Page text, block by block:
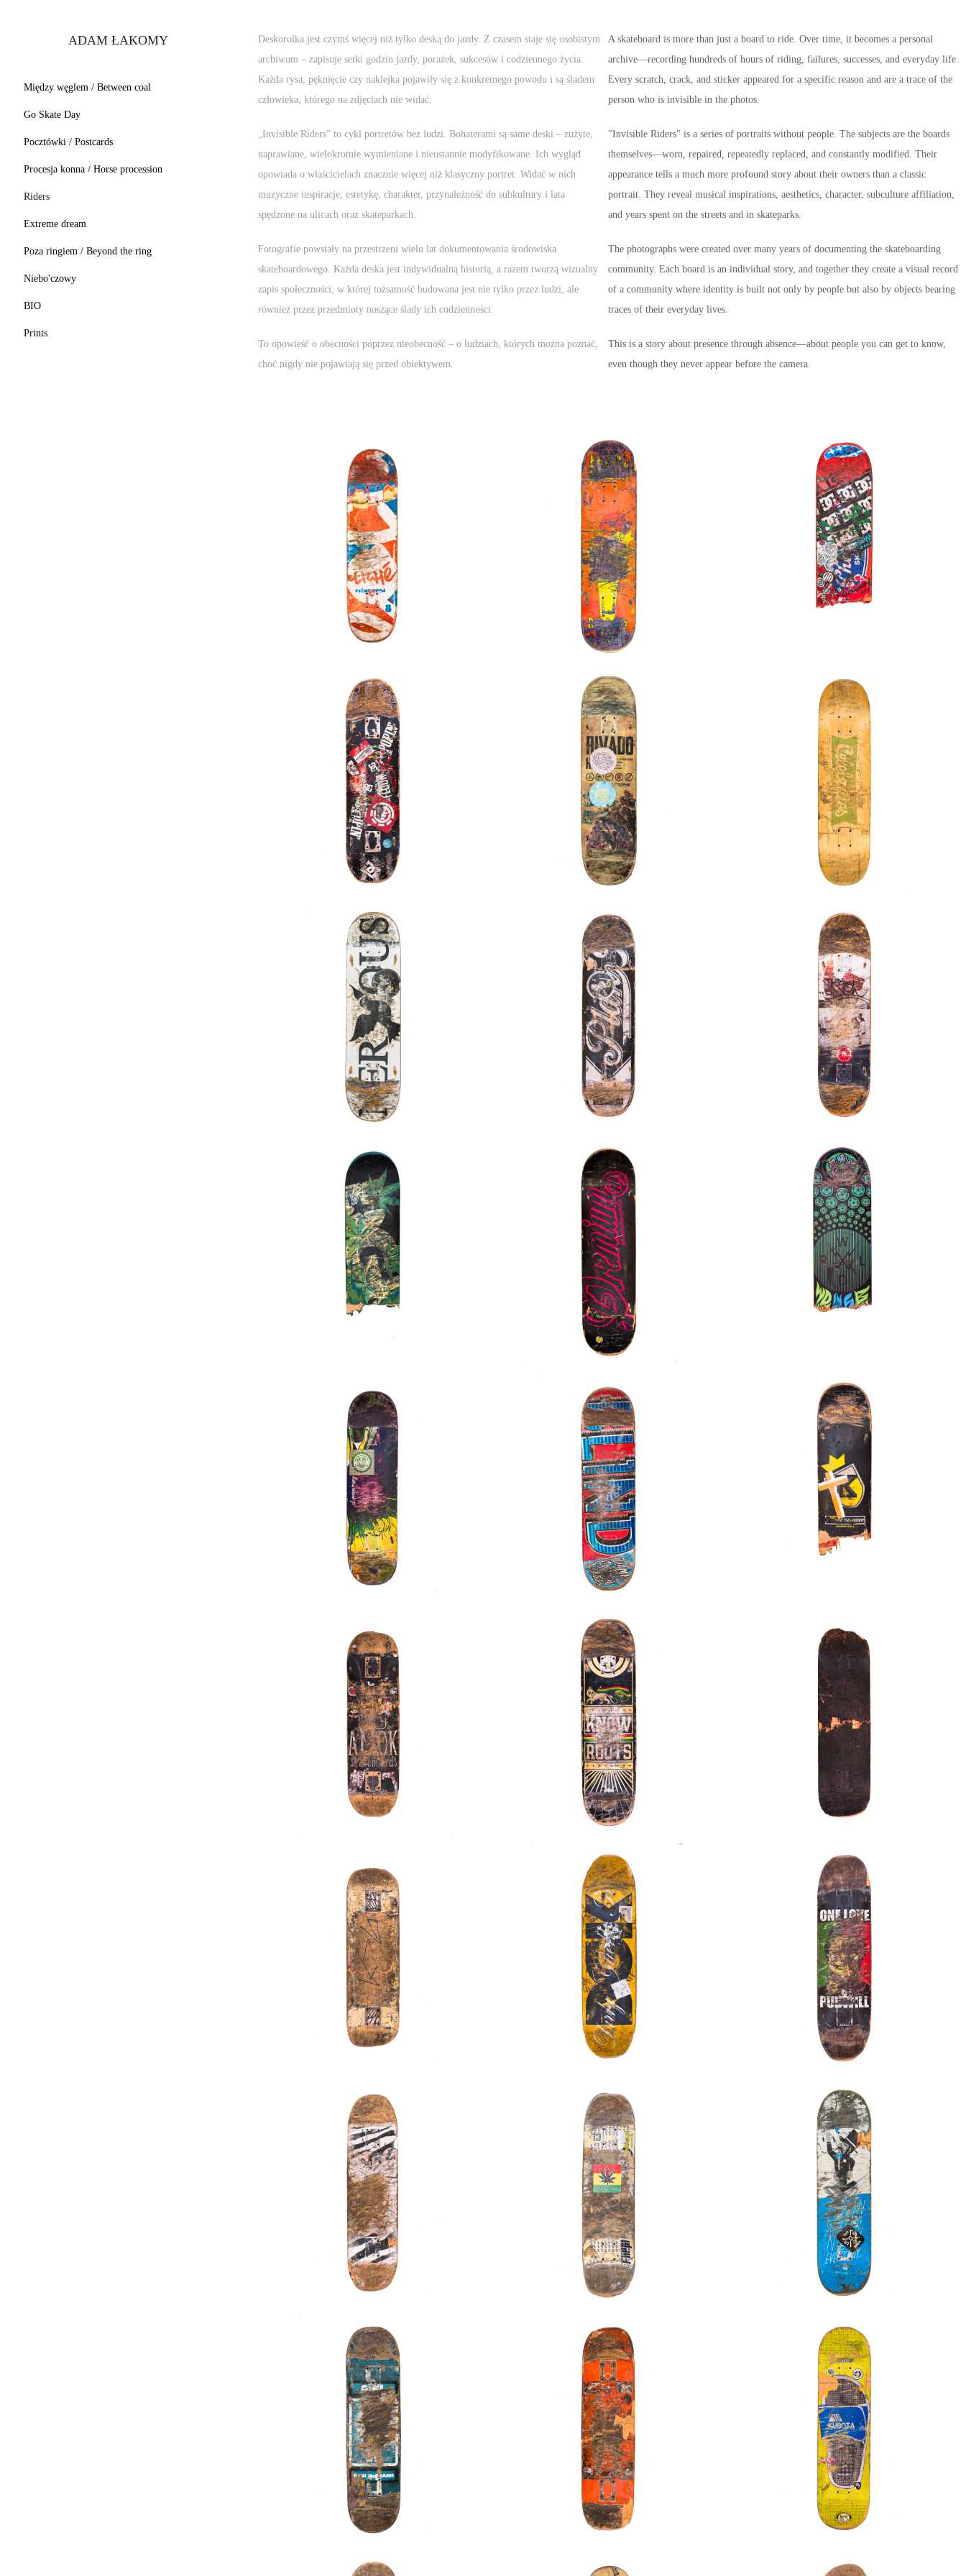
ADAM ŁAKOMY
Między węglem / Between coal
Go Skate Day
Pocztówki / Postcards
Procesja konna / Horse procession
Riders
Extreme dream
Poza ringiem / Beyond the ring
Niebo'czowy
BIO
Prints
Deskorolka jest czymś więcej niż tylko deską do jazdy. Z czasem staje się osobistym
archiwum – zapisuje setki godzin jazdy, porażek, sukcesów i codziennego życia.
Każda rysa, pęknięcie czy naklejka pojawiły się z konkretnego powodu i są śladem
człowieka, którego na zdjęciach nie widać.
„Invisible Riders” to cykl portretów bez ludzi. Bohaterami są same deski – zużyte,
naprawiane, wielokrotnie wymieniane i nieustannie modyfikowane. Ich wygląd
opowiada o właścicielach znacznie więcej niż klasyczny portret. Widać w nich
muzyczne inspiracje, estetykę, charakter, przynależność do subkultury i lata
spędzone na ulicach oraz skateparkach.
Fotografie powstały na przestrzeni wielu lat dokumentowania środowiska
skateboardowego. Każda deska jest indywidualną historią, a razem tworzą wizualny
zapis społeczności, w której tożsamość budowana jest nie tylko przez ludzi, ale
również przez przedmioty noszące ślady ich codzienności.
To opowieść o obecności poprzez nieobecność – o ludziach, których można poznać,
choć nigdy nie pojawiają się przed obiektywem.
A skateboard is more than just a board to ride. Over time, it becomes a personal
archive—recording hundreds of hours of riding, failures, successes, and everyday life.
Every scratch, crack, and sticker appeared for a specific reason and are a trace of the
person who is invisible in the photos.
"Invisible Riders" is a series of portraits without people. The subjects are the boards
themselves—worn, repaired, repeatedly replaced, and constantly modified. Their
appearance tells a much more profound story about their owners than a classic
portrait. They reveal musical inspirations, aesthetics, character, subculture affiliation,
and years spent on the streets and in skateparks.
The photographs were created over many years of documenting the skateboarding
community. Each board is an individual story, and together they create a visual record
of a community where identity is built not only by people but also by objects bearing
traces of their everyday lives.
This is a story about presence through absence—about people you can get to know,
even though they never appear before the camera.